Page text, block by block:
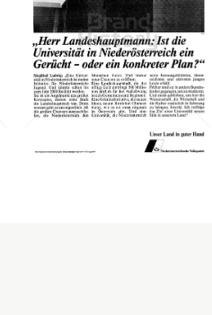
ÖVP -
Österreichische
Volkspartei
ÖVP -
Österreichische
Volkspartei
Bild-ID: 47808